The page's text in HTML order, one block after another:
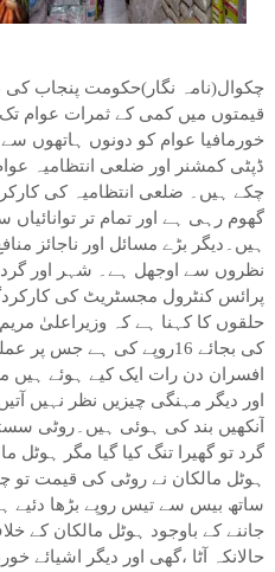
چکوال(نامہ نگار)حکومت پنجاب
قیمتوں میں کمی کے ثمرات عوام تک
خورمافیا عوام کو دونوں ہاتھوں
ڈپٹی کمشنر اور ضلعی انتظامیہ
چکے ہیں۔ ضلعی انتظامیہ کی
گھوم رہی ہے اور تمام تر
ہیں۔دیگر بڑے مسائل اور ناجائز
نظروں سے اوجھل ہے۔ شہر اور
پرائس کنٹرول مجسٹریٹ کی
حلقوں کا کہنا ہے کہ وزیراعلیٰ
کی بجائے 16روپے کی ہے جس
افسران دن رات ایک کیے ہوئے ہیں
اور دیگر مہنگی چیزیں نظر نہیں
آنکھیں بند کی ہوئی ہیں۔روٹی
گرد تو گھیرا تنگ کیا گیا مگر ہوٹل
ہوٹل مالکان نے روٹی کی قیمت تو
ساتھ بیس سے تیس روپے بڑھا
جاننے کے باوجود ہوٹل مالکان کے
حالانکہ آٹا ،گھی اور دیگر اشیائے